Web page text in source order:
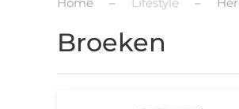
Broeken